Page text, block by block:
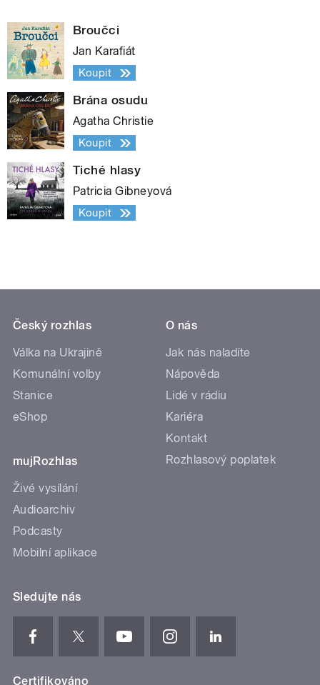
Broučci
Jan Karafiát
Koupit
Brána osudu
Agatha Christie
Koupit
Tiché hlasy
Patricia Gibneyová
Koupit
Český rozhlas
Válka na Ukrajině
Komunální volby
Stanice
eShop
mujRozhlas
Živé vysílání
Audioarchiv
Podcasty
Mobilní aplikace
O nás
Jak nás naladíte
Nápověda
Lidé v rádiu
Kariéra
Kontakt
Rozhlasový poplatek
Sledujte nás
Certifikováno